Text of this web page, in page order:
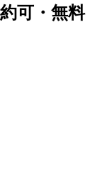
可・無料